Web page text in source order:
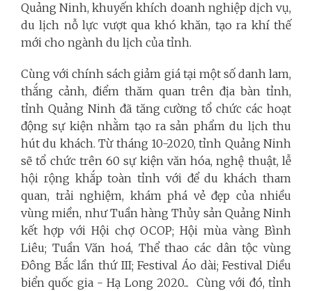
Quảng Ninh, khuyến khích doanh nghiệp dịch vụ,
du lịch nỗ lực vượt qua khó khăn, tạo ra khí thế
mới cho ngành du lịch của tỉnh.
Cùng với chính sách giảm giá tại một số danh lam,
thắng cảnh, điểm thăm quan trên địa bàn tỉnh,
tỉnh Quảng Ninh đã tăng cường tổ chức các hoạt
động sự kiện nhằm tạo ra sản phẩm du lịch thu
hút du khách. Từ tháng 10-2020, tỉnh Quảng Ninh
sẽ tổ chức trên 60 sự kiện văn hóa, nghệ thuật, lễ
hội rộng khắp toàn tỉnh với để du khách tham
quan, trải nghiệm, khám phá vẻ đẹp của nhiều
vùng miền, như Tuần hàng Thủy sản Quảng Ninh
kết hợp với Hội chợ OCOP; Hội mùa vàng Bình
Liêu; Tuần Văn hoá, Thể thao các dân tộc vùng
Đông Bắc lần thứ III; Festival Áo dài; Festival Diều
biển quốc gia - Hạ Long 2020... Cùng với đó, tỉnh